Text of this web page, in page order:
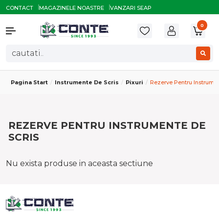
CONTACT MAGAZINELE NOASTRE VANZARI SEAP
0
Pagina Start Instrumente De Scris Pixuri Rezerve Pentru
REZERVE PENTRU INSTRUMENTE DE
SCRIS
Nu exista produse in aceasta sectiune